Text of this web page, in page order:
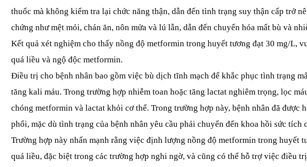
thuốc mà không kiểm tra lại chức năng thận, dẫn đến tình trạng suy thận cấp trở
chứng như mệt mỏi, chán ăn, nôn mửa và lú lẫn, dẫn đến chuyển hóa mất bù và
Kết quả xét nghiệm cho thấy nồng độ metformin trong huyết tương đạt 30 mg/L,
quá liều và ngộ độc metformin.
Điều trị cho bệnh nhân bao gồm việc bù dịch tĩnh mạch để khắc phục tình trạng
tăng kali máu. Trong trường hợp nhiễm toan hoặc tăng lactat nghiêm trọng, lọc
chóng metformin và lactat khỏi cơ thể. Trong trường hợp này, bệnh nhân đã được
phổi, mặc dù tình trạng của bệnh nhân yêu cầu phải chuyển đến khoa hồi sức tích
Trường hợp này nhấn mạnh rằng việc định lượng nồng độ metformin trong huyết
quá liều, đặc biệt trong các trường hợp nghi ngờ, và cũng có thể hỗ trợ việc điều